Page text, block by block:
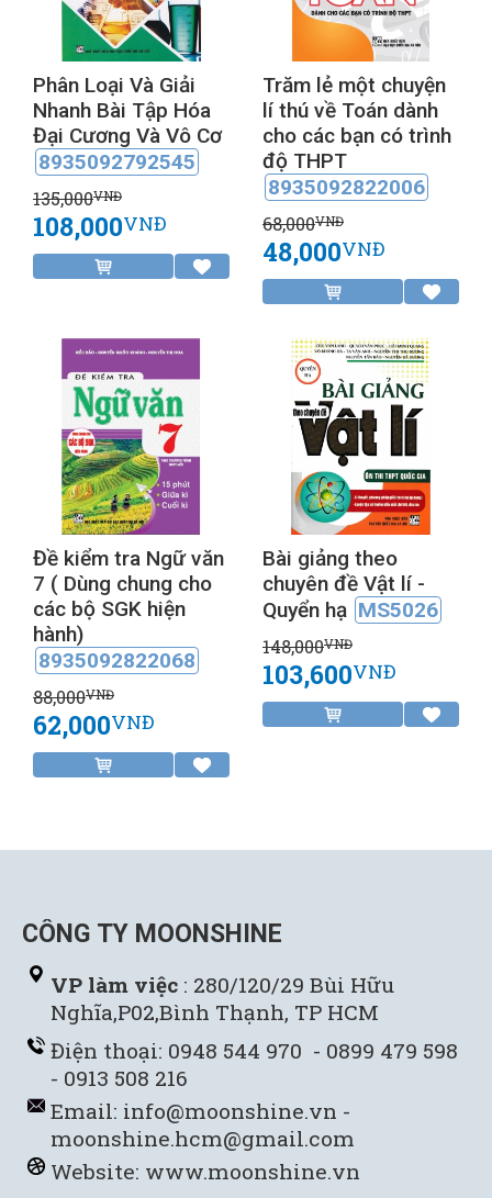
Phân Loại Và Giải
Nhanh Bài Tập Hóa
Đại Cương Và Vô Cơ
8935092792545
135,000VNĐ
108,000VNĐ
Trăm lẻ một chuyện
lí thú về Toán dành
cho các bạn có trình
độ THPT
8935092822006
68,000VNĐ
48,000VNĐ
Đề kiểm tra Ngữ văn
7 ( Dùng chung cho
các bộ SGK hiện
hành)
8935092822068
88,000VNĐ
62,000VNĐ
Bài giảng theo
chuyên đề Vật lí -
Quyển hạ MS5026
148,000VNĐ
103,600VNĐ
CÔNG TY MOONSHINE
VP làm việc : 280/120/29 Bùi Hữu
Nghĩa,P02,Bình Thạnh, TP HCM
Điện thoại: 0948 544 970 - 0899 479 598
- 0913 508 216
Email: info@moonshine.vn -
moonshine.hcm@gmail.com
Website: www.moonshine.vn